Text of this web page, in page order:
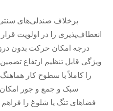
برخلاف صندلی‌های
درجه امکان حرکت بدون
ویژگی قابل تنظیم ارتفاع
را کاملاً با سطوح کار
سبک و جمع و جور امکان
فضاهای تنگ یا شلوغ را